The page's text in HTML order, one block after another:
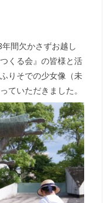
間欠かさずお越し
くる会』の皆様と活
りそでの少女像（未
ていただきました。